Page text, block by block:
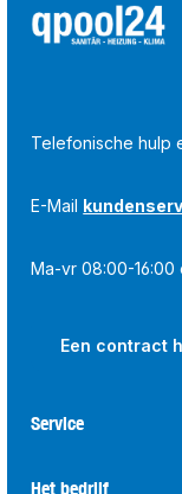
Telefonische hulp
E-Mail
Ma-vr 08:00-16:00
Een contract
Service
Het bedrijf